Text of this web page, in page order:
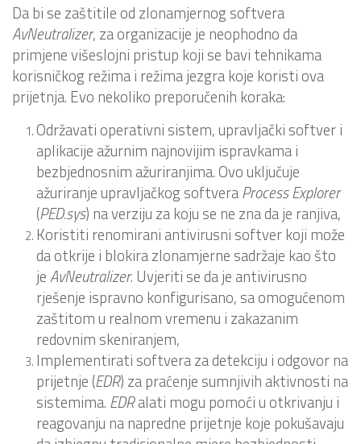
Da bi se zaštitile od zlonamjernog softvera
AvNeutralizer, za organizacije je neophodno da
primjene višeslojni pristup koji se bavi tehnikama
korisničkog režima i režima jezgra koje koristi ova
prijetnja. Evo nekoliko preporučenih koraka:
Održavati operativni sistem, upravljački softver i
aplikacije ažurnim najnovijim ispravkama i
bezbjednosnim ažuriranjima. Ovo uključuje
ažuriranje upravljačkog softveraProcess Explorer
(PED.sys) na verziju za koju se ne zna da je ranjiva,
Koristiti renomirani antivirusni softver koji može
da otkrije i blokira zlonamjerne sadržaje kao što
jeAvNeutralizer. Uvjeriti se da je antivirusno
rješenje ispravno konfigurisano, sa omogućenom
zaštitom u realnom vremenu i zakazanim
redovnim skeniranjem,
Implementirati softvera za detekciju i odgovor na
prijetnje (EDR) za praćenje sumnjivih aktivnosti na
sistemima. EDRalati mogu pomoći u otkrivanju i
reagovanju na napredne prijetnje koje pokušavaju